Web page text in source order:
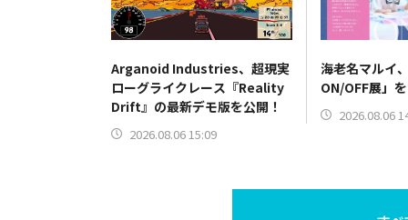
Arganoid Industries、超現実
ローグライクレース『Reality
Drift』の最新デモ版を公開！
2026.08.06 15:09
海老名マルイ
ON/OFF展」
2026.08.06